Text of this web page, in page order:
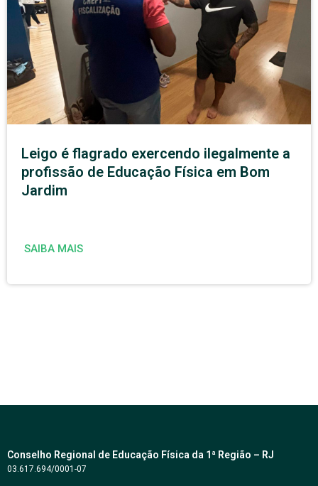
Leigo é flagrado exercendo ilegalmente a
profissão de Educação Física em Bom
Jardim
SAIBA MAIS
Conselho Regional de Educação Física da 1ª Região – RJ
03.617.694/0001-07